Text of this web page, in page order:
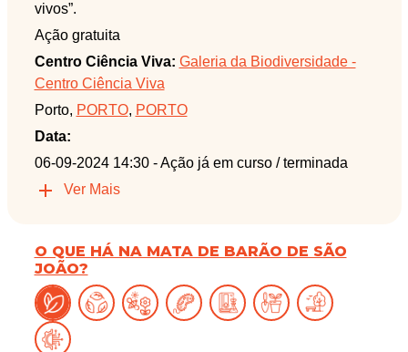
vivos”.
Ação gratuita
Centro Ciência Viva: Galeria da Biodiversidade -
Centro Ciência Viva
Porto, PORTO, PORTO
Data:
06-09-2024 14:30 - Ação já em curso / terminada
Ver Mais
O QUE HÁ NA MATA DE BARÃO DE SÃO
JOÃO?